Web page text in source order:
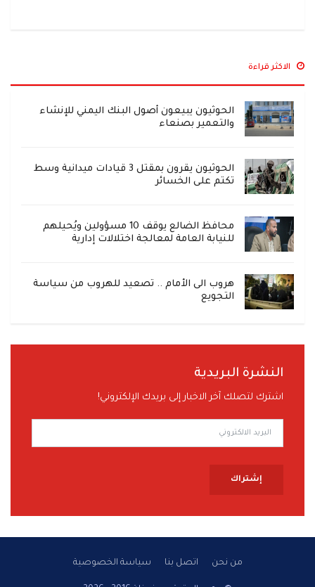
الاكثر قراءة
الحوثيون يبيعون أصول البنك اليمني للإنشاء
والتعمير بصنعاء
الحوثيون يقرون بمقتل 3 قيادات ميدانية وسط
تكتم على الخسائر
محافظ الضالع يوقف 10 مسؤولين ويُحيلهم
للنيابة العامة لمعالجة اختلالات إدارية
هروب الى الأمام .. تصعيد للهروب من سياسة
التجويع
النشرة البريدية
اشترك لتصلك آخر الاخبار إلى بريدك الإلكتروني!
إشتراك
من نحن اتصل بنا سياسة الخصوصية